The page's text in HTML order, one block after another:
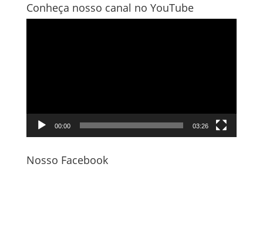
Conheça nosso canal no YouTube
00:00 03:26
Nosso Facebook